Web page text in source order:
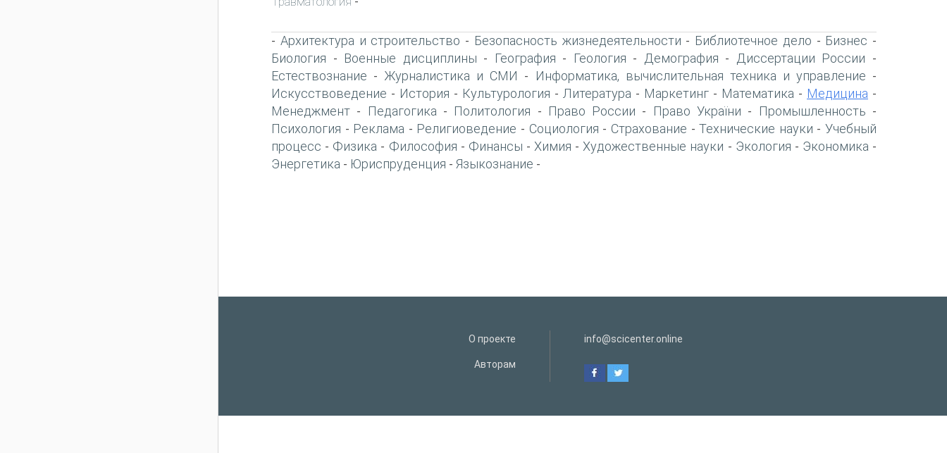
- Архитектура и строительство - Безопасность жизнедеятельности - Библиотечное дело - Бизнес -
Биология - Военные дисциплины - География - Геология - Демография - Диссертации России -
Естествознание - Журналистика и СМИ - Информатика, вычислительная техника и управление -
Искусствоведение - История - Культурология - Литература - Маркетинг - Математика - Медицина -
Менеджмент - Педагогика - Политология - Право России - Право України - Промышленность -
Психология - Реклама - Религиоведение - Социология - Страхование -Технические науки -Учебный
процесс - Физика - Философия - Финансы - Химия - Художественные науки - Экология - Экономика -
Энергетика - Юриспруденция - Языкознание -
О проекте
Авторам
info@scicenter.online